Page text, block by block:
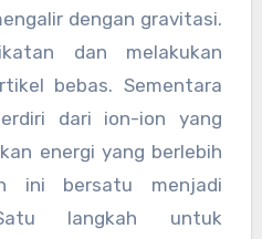
dengan gravitasi.
dan melakukan
bebas. Sementara
dari ion-ion yang
energi yang berlebih
ini bersatu menjadi
langkah untuk